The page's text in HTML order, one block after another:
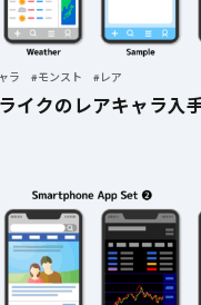
ラ #モンスト #レア
イクのレアキャラ入